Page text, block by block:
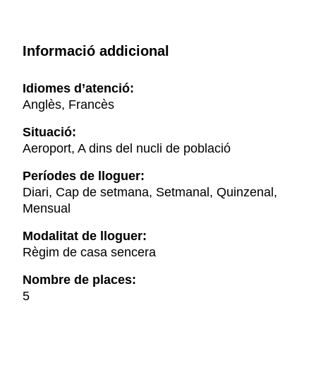
Informació addicional
Idiomes d’atenció:
Anglès, Francès
Situació:
Aeroport, A dins del nucli de població
Períodes de lloguer:
Diari, Cap de setmana, Setmanal, Quinzenal,
Mensual
Modalitat de lloguer:
Règim de casa sencera
Nombre de places:
5